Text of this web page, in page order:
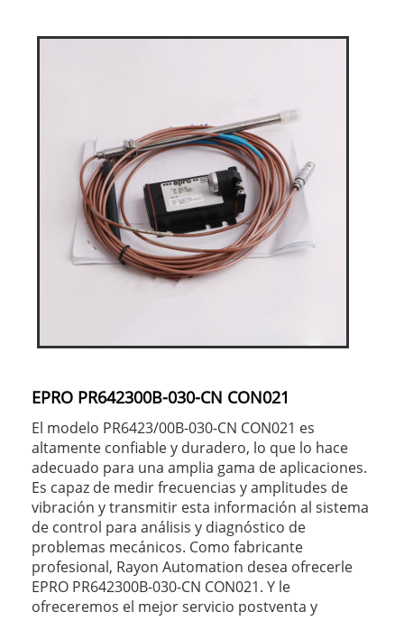
EPRO PR642300B-030-CN CON021
El modelo PR6423/00B-030-CN CON021 es
altamente confiable y duradero, lo que lo hace
adecuado para una amplia gama de aplicaciones.
Es capaz de medir frecuencias y amplitudes de
vibración y transmitir esta información al sistema
de control para análisis y diagnóstico de
problemas mecánicos. Como fabricante
profesional, Rayon Automation desea ofrecerle
EPRO PR642300B-030-CN CON021. Y le
ofreceremos el mejor servicio postventa y